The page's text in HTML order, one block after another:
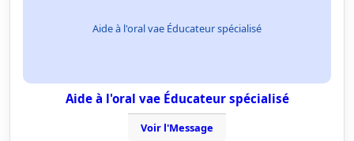
Aide à l'oral vae Éducateur spécialisé
Aide à l'oral vae Éducateur spécialisé
Voir l'Message